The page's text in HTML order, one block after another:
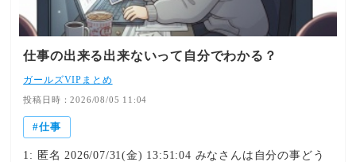
仕事の出来る出来ないって自分でわかる？
ガールズVIPまとめ
投稿日時：2026/08/05 11:04
仕事
1: 匿名 2026/07/31(金) 13:51:04 みなさんは自分の事どう